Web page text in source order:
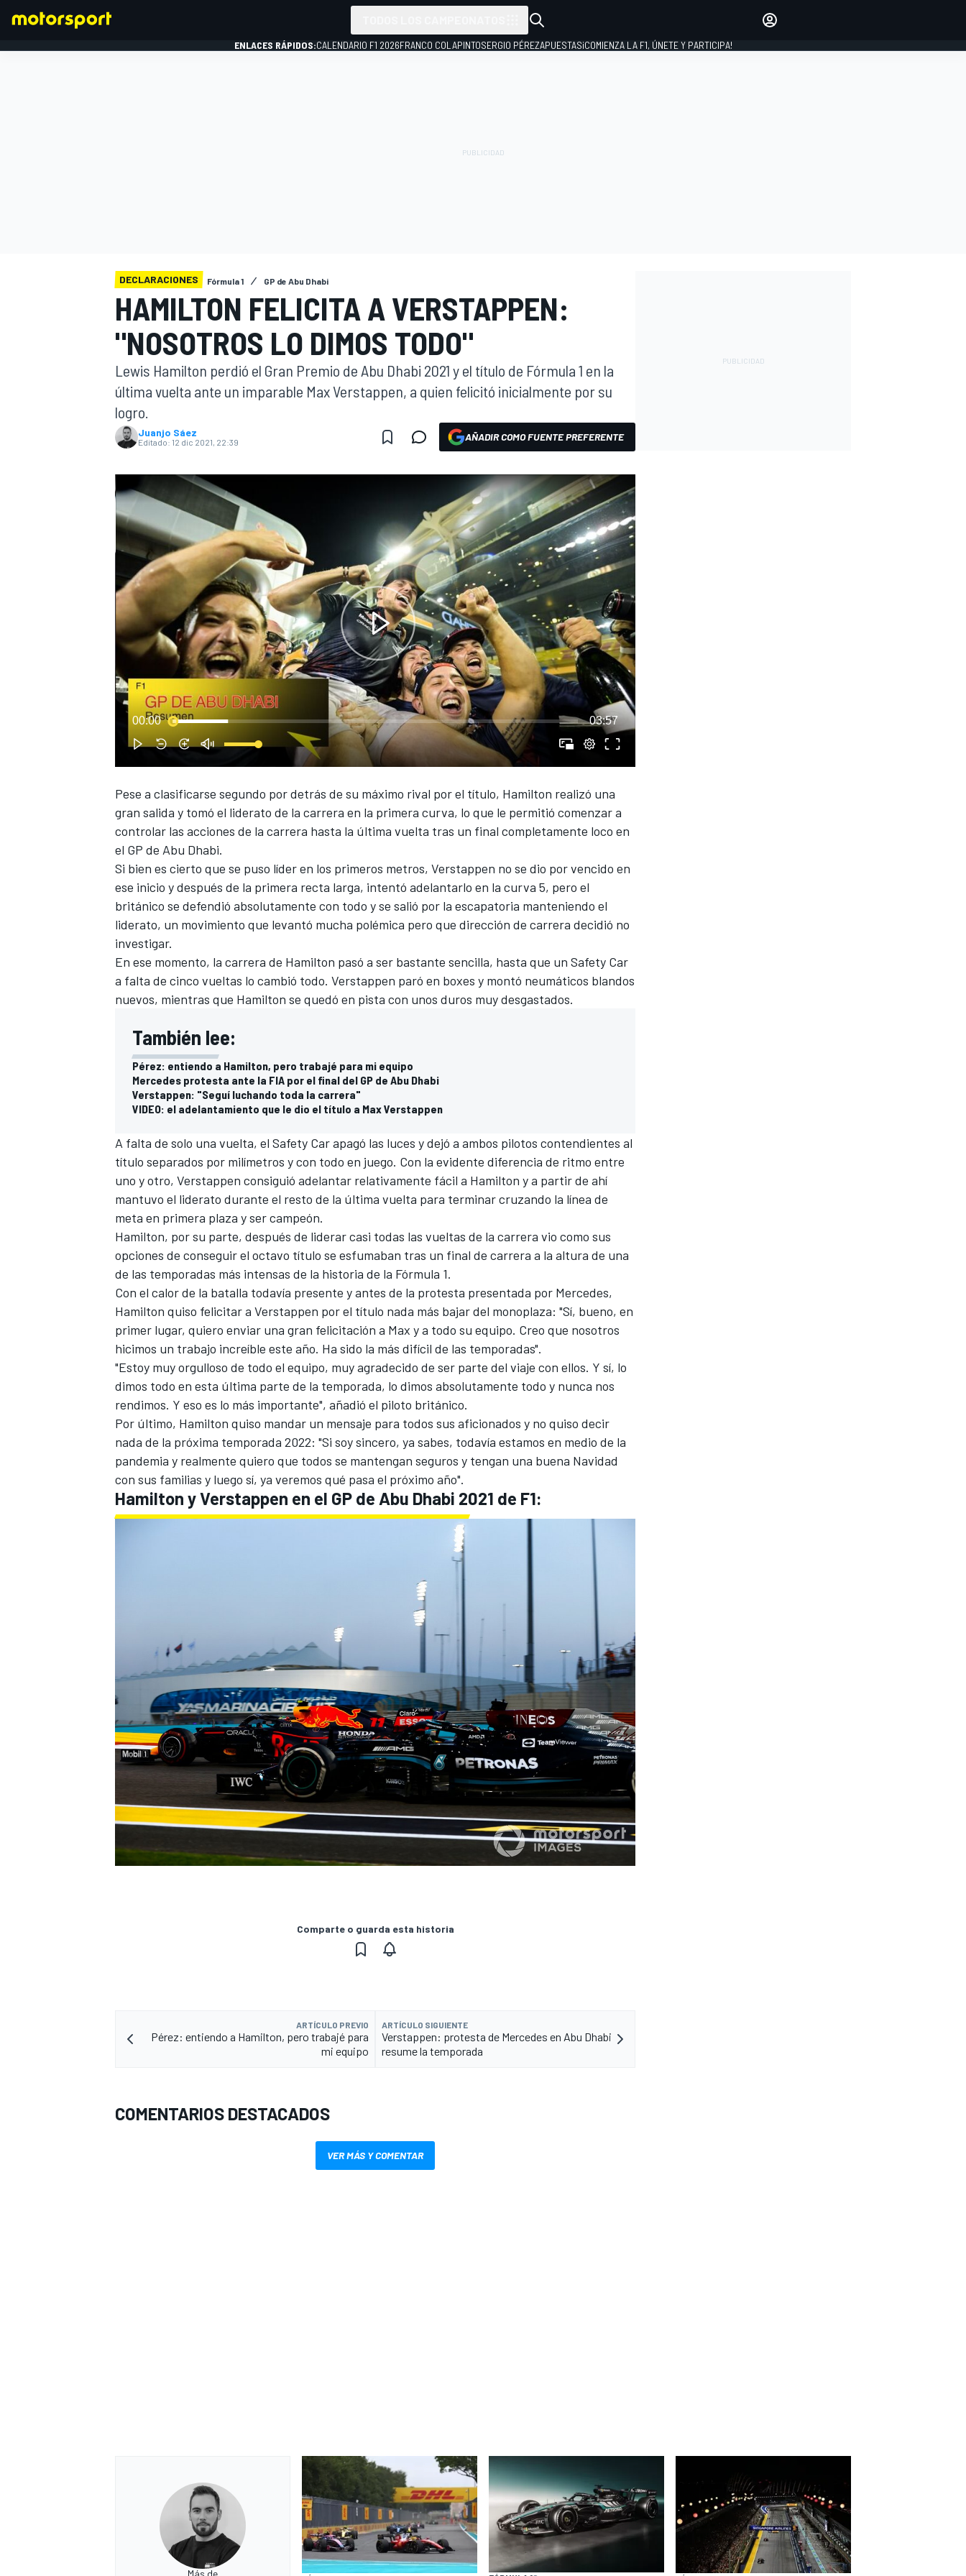
INDYCAR
MOTOGP
FÓRMULA E
WRC
MÁS CATEGORÍAS
INICIAR SESIÓN
ENLACES RÁPIDOS:CALENDARIO F1 2026FRANCO COLAPINTOSERGIO PÉREZAPUESTAS¡COMIENZA LA F1, ÚNETE Y PARTICIPA!
DECLARACIONES Fórmula 1 GP de Abu Dhabi
HAMILTON FELICITA A VERSTAPPEN:
"NOSOTROS LO DIMOS TODO"
Lewis Hamilton perdió el Gran Premio de Abu Dhabi 2021 y el título de Fórmula 1 en la
última vuelta ante un imparable Max Verstappen, a quien felicitó inicialmente por su
logro.
Juanjo Sáez
Editado: 12 dic 2021, 22:39 AÑADIR COMO FUENTE PREFERENTE
00:00 03:57
Pese a clasificarse segundo por detrás de su máximo rival por el título, Hamilton realizó una
gran salida y tomó el liderato de la carrera en la primera curva, lo que le permitió comenzar a
controlar las acciones de la carrera hasta la última vuelta tras un final completamente loco en
el GP de Abu Dhabi.
Si bien es cierto que se puso líder en los primeros metros, Verstappen no se dio por vencido en
ese inicio y después de la primera recta larga, intentó adelantarlo en la curva 5, pero el
británico se defendió absolutamente con todo y se salió por la escapatoria manteniendo el
liderato, un movimiento que levantó mucha polémica pero que dirección de carrera decidió no
investigar.
En ese momento, la carrera de Hamilton pasó a ser bastante sencilla, hasta que un Safety Car
a falta de cinco vueltas lo cambió todo. Verstappen paró en boxes y montó neumáticos blandos
nuevos, mientras que Hamilton se quedó en pista con unos duros muy desgastados.
También lee:
Pérez: entiendo a Hamilton, pero trabajé para mi equipo
Mercedes protesta ante la FIA por el final del GP de Abu Dhabi
Verstappen: "Seguí luchando toda la carrera"
VIDEO: el adelantamiento que le dio el título a Max Verstappen
A falta de solo una vuelta, el Safety Car apagó las luces y dejó a ambos pilotos contendientes al
título separados por milímetros y con todo en juego. Con la evidente diferencia de ritmo entre
uno y otro, Verstappen consiguió adelantar relativamente fácil a Hamilton y a partir de ahí
mantuvo el liderato durante el resto de la última vuelta para terminar cruzando la línea de
meta en primera plaza y ser campeón.
Hamilton, por su parte, después de liderar casi todas las vueltas de la carrera vio como sus
opciones de conseguir el octavo título se esfumaban tras un final de carrera a la altura de una
de las temporadas más intensas de la historia de la Fórmula 1.
Con el calor de la batalla todavía presente y antes de la protesta presentada por Mercedes,
Hamilton quiso felicitar a Verstappen por el título nada más bajar del monoplaza: "Sí, bueno, en
primer lugar, quiero enviar una gran felicitación a Max y a todo su equipo. Creo que nosotros
hicimos un trabajo increíble este año. Ha sido la más difícil de las temporadas".
"Estoy muy orgulloso de todo el equipo, muy agradecido de ser parte del viaje con ellos. Y sí, lo
dimos todo en esta última parte de la temporada, lo dimos absolutamente todo y nunca nos
rendimos. Y eso es lo más importante", añadió el piloto británico.
Por último, Hamilton quiso mandar un mensaje para todos sus aficionados y no quiso decir
nada de la próxima temporada 2022: "Si soy sincero, ya sabes, todavía estamos en medio de la
pandemia y realmente quiero que todos se mantengan seguros y tengan una buena Navidad
con sus familias y luego sí, ya veremos qué pasa el próximo año".
Hamilton y Verstappen en el GP de Abu Dhabi 2021 de F1:
Comparte o guarda esta historia
ARTÍCULO PREVIO
Pérez: entiendo a Hamilton, pero trabajé para
mi equipo
ARTÍCULO SIGUIENTE
Verstappen: protesta de Mercedes en Abu Dhabi
resume la temporada
COMENTARIOS DESTACADOS
VER MÁS Y COMENTAR
Más de